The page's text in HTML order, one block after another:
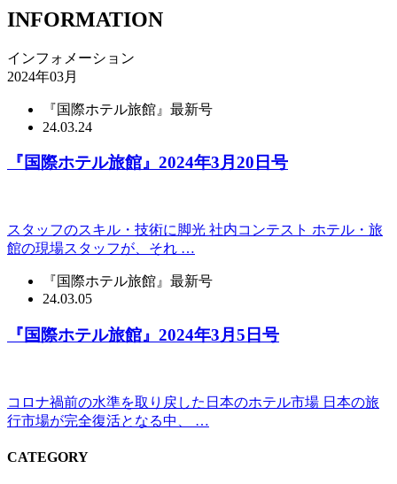
INFORMATION
インフォメーション
2024年03月
『国際ホテル旅館』最新号
24.03.24
『国際ホテル旅館』2024年3月20日号
スタッフのスキル・技術に脚光 社内コンテスト ホテル・旅
館の現場スタッフが、それ …
『国際ホテル旅館』最新号
24.03.05
『国際ホテル旅館』2024年3月5日号
コロナ禍前の水準を取り戻した日本のホテル市場 日本の旅
行市場が完全復活となる中、 …
CATEGORY